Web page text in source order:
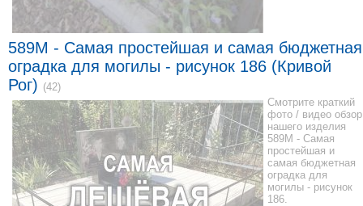
589M - Самая простейшая и самая бюджетная
оградка для могилы - рисунок 186 (Кривой
Рог) (42)
Смотрите краткий
фото / видео обзор
нашего изделия
589M - Самая
простейшая и
самая бюджетная
оградка для
могилы - рисунок
186.